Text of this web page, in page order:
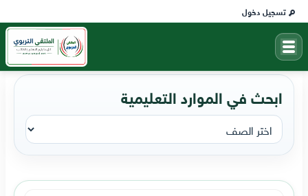
تسجيل دخول
ابحث في الموارد التعليمية